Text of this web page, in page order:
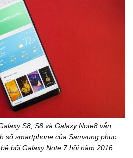
S8, S8 và Galaxy Note8 vẫn
số smartphone của Samsung phục
bối Galaxy Note 7 hồi năm 2016